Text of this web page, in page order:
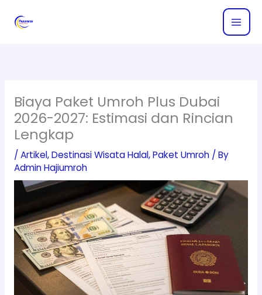
Biaya Paket Umroh Plus Dubai
2026-2027: Estimasi dan Rincian
Lengkap
/ Artikel,Destinasi Wisata Halal,Paket Umroh/ By
Admin Hajiumroh